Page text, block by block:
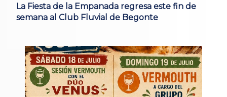
La Fiesta de la Empanada regresa este fin de
semana al Club Fluvial de Begonte